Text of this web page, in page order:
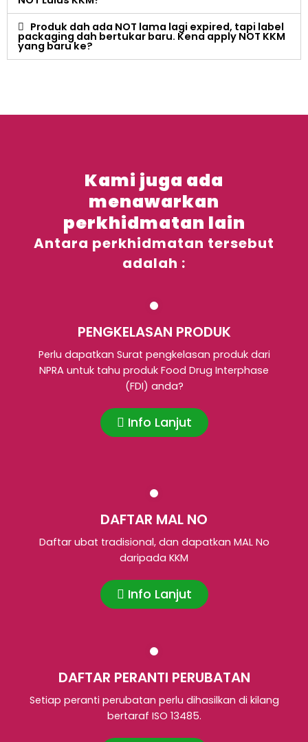
Produk dah ada NOT lama lagi expired, tapi label
packaging dah bertukar baru. Kena apply NOT KKM
yang baru ke?
Kami juga ada
menawarkan
perkhidmatan lain
Antara perkhidmatan tersebut
adalah :
PENGKELASAN PRODUK
Perlu dapatkan Surat pengkelasan produk dari
NPRA untuk tahu produk Food Drug Interphase
(FDI) anda?
Info Lanjut
DAFTAR MAL NO
Daftar ubat tradisional, dan dapatkan MAL No
daripada KKM
Info Lanjut
DAFTAR PERANTI PERUBATAN
Setiap peranti perubatan perlu dihasilkan di kilang
bertaraf ISO 13485.